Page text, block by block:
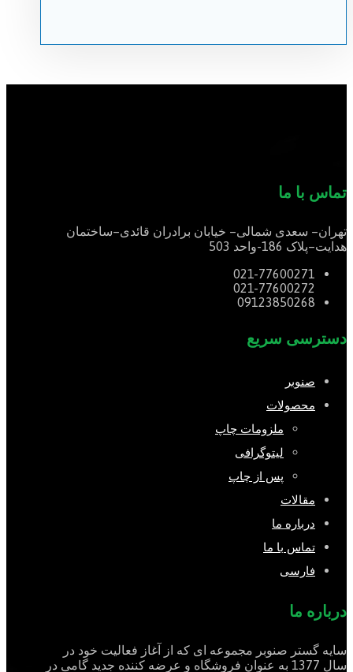
تماس با ما
تهران– سعدی شمالی– خیابان برادران قائدی–ساختمان
هدایت–پلاک واحد
021-77600271
021-77600272
09123850268
دسترسی سریع
صنوبر
محصولات
ملزومات چاپ
لیتوگرافی
پس از چاپ
مقالات
درباره ما
تماس با ما
فارسی
درباره ما
سایه گستر صنوبر مجموعه ای که از آغاز فعالیت خود در
سال 1377 به عنوان فروشگاه و عرضه کننده جدید گامی در